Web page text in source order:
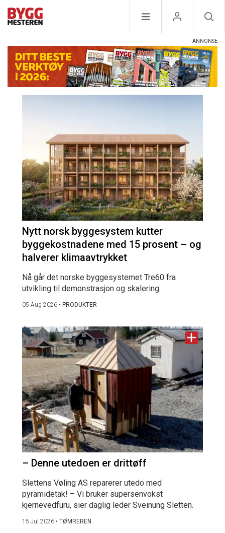
Nytt norsk byggesystem kutter
byggekostnadene med 15 prosent – og
halverer klimaavtrykket
Nå går det norske byggesystemet Tre60 fra
utvikling til demonstrasjon og skalering.
05 Aug 2026 • PRODUKTER
– Denne utedoen er drittøff
Slettens Vøling AS reparerer utedo med
pyramidetak! – Vi bruker supersenvokst
kjernevedfuru, sier daglig leder Sveinung Sletten.
15 Jul 2026 • TØMREREN